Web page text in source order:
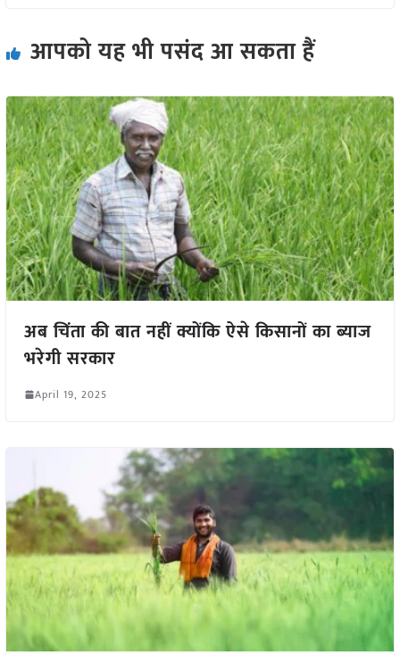
आपको यह भी पसंद आ सकता हैं
अब चिंता की बात नहीं क्योंकि ऐसे किसानों का ब्याज
भरेगी सरकार
April 19, 2025